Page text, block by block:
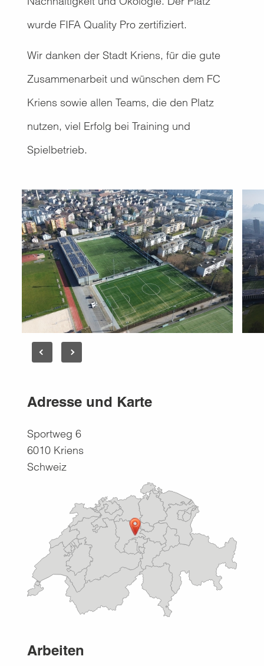
wurde FIFA Quality Pro zertifiziert.
Wir danken der Stadt Kriens, für die gute
Zusammenarbeit und wünschen dem FC
Kriens sowie allen Teams, die den Platz
nutzen, viel Erfolg bei Training und
Spielbetrieb.
Adresse und Karte
Sportweg 6
6010 Kriens
Schweiz
Arbeiten